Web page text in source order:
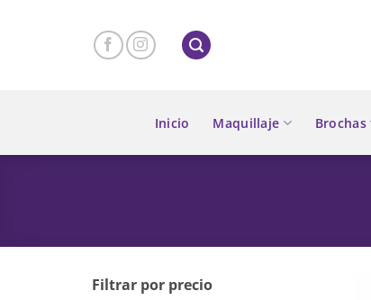
Inicio Maquillaje Brochas
Filtrar por precio